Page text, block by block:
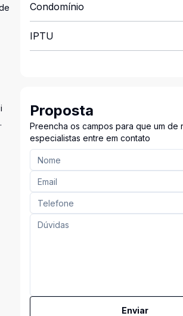
Condomínio
IPTU
Proposta
Preencha os campos para que um de
especialistas entre em contato
Enviar